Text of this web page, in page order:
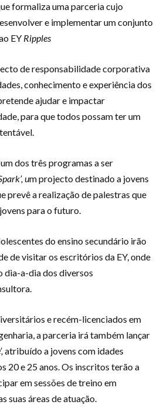
formaliza uma parceria cujo
e implementar um conjunto
EY Ripples
de responsabilidade corporativa
conhecimento e experiência dos
ajudar e impactar
para que todos possam ter um
dos três programas a ser
um projecto destinado a jovens
prevê a realização de palestras que
para o futuro.
do ensino secundário irão
de visitar os escritórios da EY, onde
dia-a-dia dos diversos
e recém-licenciados em
a parceria irá também lançar
atribuído a jovens com idades
20 e 25 anos. Os inscritos terão a
em sessões de treino em
suas áreas de atuação.